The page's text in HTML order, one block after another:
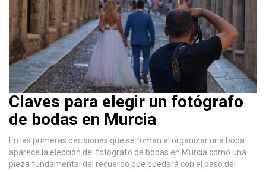
Claves para elegir un fotógrafo
de bodas en Murcia
En las primeras decisiones que se toman al organizar una boda
aparece la elección del fotógrafo de bodas en Murcia como una
pieza fundamental del recuerdo que quedará con el paso del